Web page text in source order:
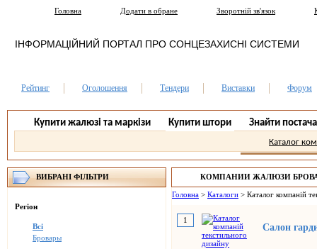
Головна Додати в обране Зворотній зв'язок
ІНФОРМАЦІЙНИЙ ПОРТАЛ ПРО СОНЦЕЗАХИСНІ СИСТЕМИ
Рейтинг Оголошення Тендери Виставки Форум
Купити жалюзі та маркізи Купити штори Знайти
Каталог
ВИБРАНІ ФІЛЬТРИ
Регіон
Всі
Бровары
КОМПАНИИ ЖАЛЮЗИ
Головна > Каталоги > Каталог компаній
1
Салон